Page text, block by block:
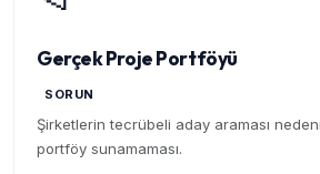
Gerçek Proje Portföyü
SORUN
Şirketlerin tecrübeli aday araması
portföy sunamaması.